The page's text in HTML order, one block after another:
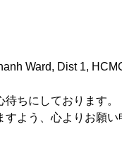
Ward, Dist 1,
ちにしております。
よう、心よりお願い